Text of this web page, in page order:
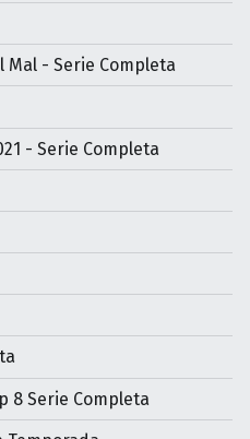
Mal - Serie Completa
- Serie Completa
8 Serie Completa